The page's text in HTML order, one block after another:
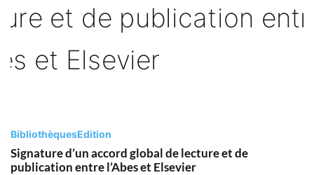
BibliothèquesEdition
Signature d’un accord global de lecture et de
publication entre l’Abes et Elsevier